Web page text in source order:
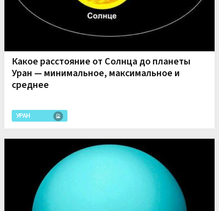
Какое расстояние от Солнца до планеты
Уран — минимальное, максимальное и
среднее
УРАН